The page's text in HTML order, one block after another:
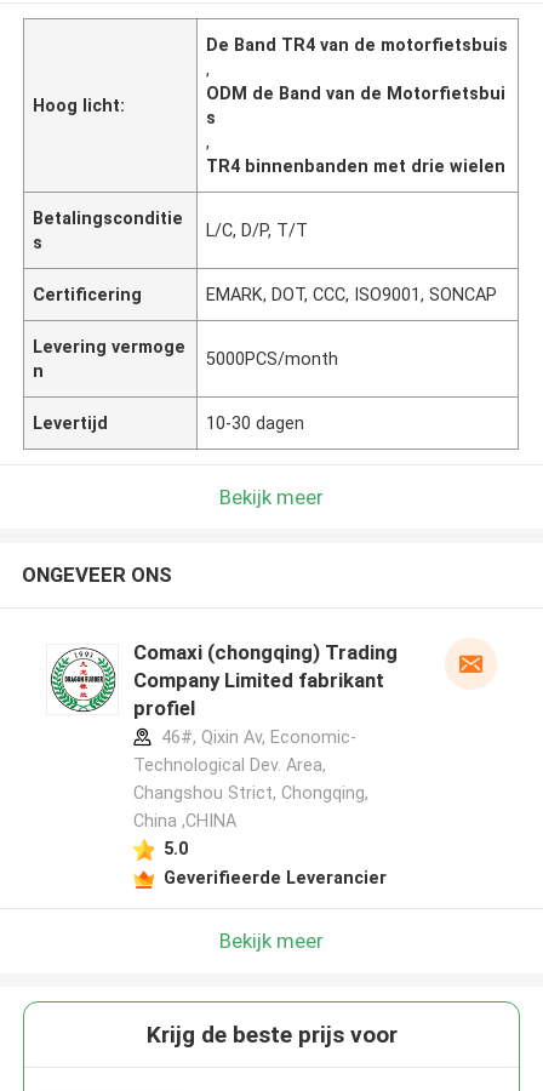
Hoog licht:
De Band TR4 van de motorfietsbuis
,
ODM de Band van de Motorfietsbui
s
,
TR4 binnenbanden met drie wielen
Betalingsconditie
s
L/C, D/P, T/T
Certificering EMARK, DOT, CCC, ISO9001, SONCAP
Levering vermoge
n
5000PCS/month
Levertijd 10-30 dagen
Bekijk meer
ONGEVEER ONS
Comaxi (chongqing) Trading
Company Limited fabrikant
profiel
46#, Qixin Av, Economic-
Technological Dev. Area,
Changshou Strict, Chongqing,
China ,CHINA
5.0
Geverifieerde Leverancier
Bekijk meer
Krijg de beste prijs voor